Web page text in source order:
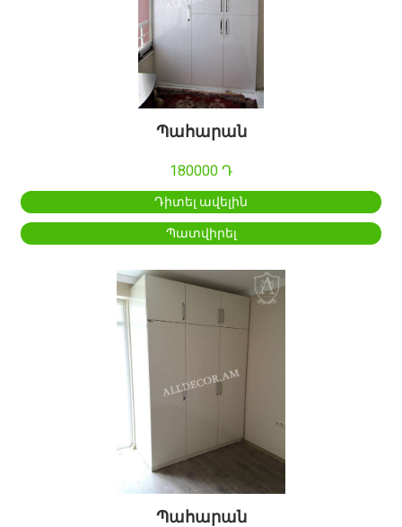
Պահարան
180000 Դ
Դիտել ավելին
Պատվիրել
Պահարան